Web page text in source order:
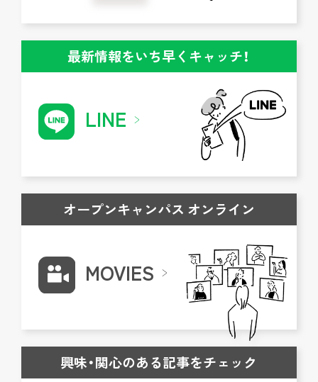
最新情報をいち早くキャッチ！
LINE
オープンキャンパス オンライン
MOVIES
興味・関心のある記事をチェック